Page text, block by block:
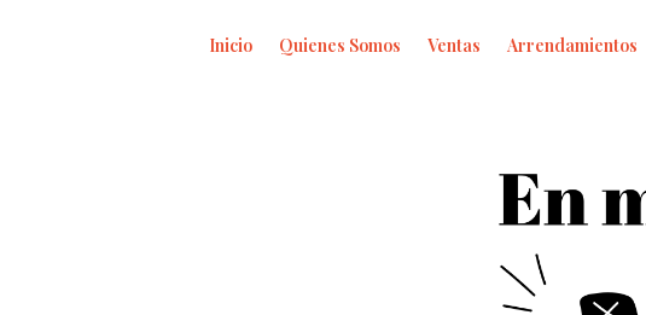
Inicio Quienes Somos Ventas Arrendamientos